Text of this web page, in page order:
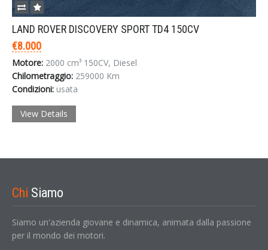
LAND ROVER DISCOVERY SPORT TD4 150CV
€8.000
Motore: 2000 cm³ 150CV, Diesel
Chilometraggio: 259000 Km
Condizioni: usata
View Details
Chi Siamo
Siamo un'azienda giovane e dinamica, animata dalla passione
per il mondo dei motori.